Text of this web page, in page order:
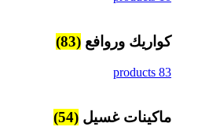
كواريك وروافع (83)
83 products
ماكينات غسيل (54)